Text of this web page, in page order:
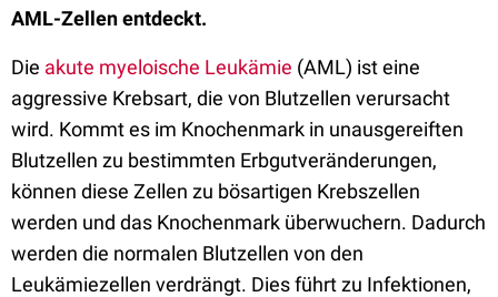
AML-Zellen entdeckt.
Die akute myeloische Leukämie (AML) ist eine
aggressive Krebsart, die von Blutzellen verursacht
wird. Kommt es im Knochenmark in unausgereiften
Blutzellen zu bestimmten Erbgutveränderungen,
können diese Zellen zu bösartigen Krebszellen
werden und das Knochenmark überwuchern. Dadurch
werden die normalen Blutzellen von den
Leukämiezellen verdrängt. Dies führt zu Infektionen,